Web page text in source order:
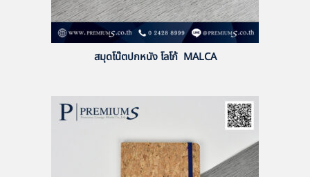
สมุดโน๊ตปกหนัง โลโก้ MALCA